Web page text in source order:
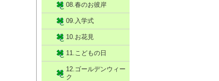
08.春のお彼岸
09.入学式
10.お花見
11.こどもの日
12.ゴールデンウィー
ク